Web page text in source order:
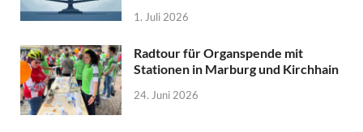
1. Juli 2026
Radtour für Organspende mit
Stationen in Marburg und Kirchhain
24. Juni 2026